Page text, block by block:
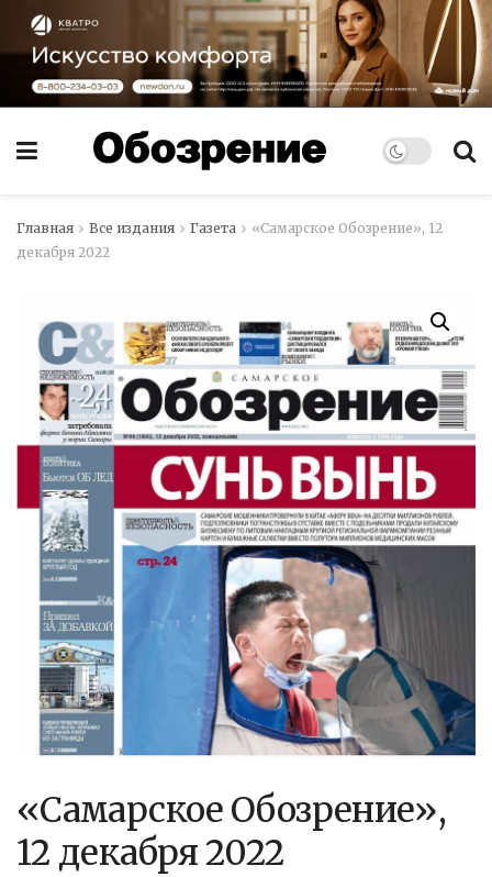
Главная Все издания Газета
«Самарское Обозрение», 12
декабря 2022
«Самарское Обозрение»,
12 декабря 2022